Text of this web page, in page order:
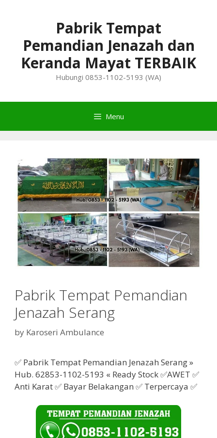
Pabrik Tempat
Pemandian Jenazah dan
Keranda Mayat TERBAIK
Hubungi 0853-1102-5193 (WA)
Menu
Pabrik Tempat Pemandian
Jenazah Serang
by Karoseri Ambulance
✅ Pabrik Tempat Pemandian Jenazah Serang »
Hub. 62853-1102-5193 « Ready Stock ✅AWET ✅
Anti Karat ✅ Bayar Belakangan ✅ Terpercaya ✅